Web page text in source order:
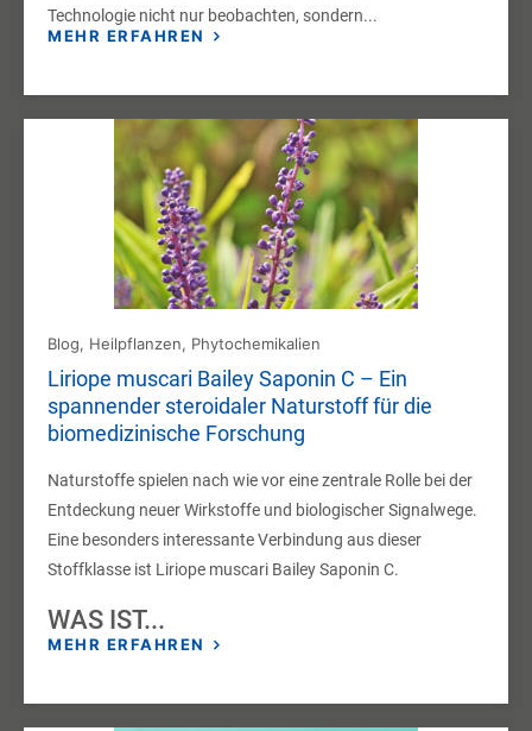
Technologie nicht nur beobachten, sondern...
MEHR ERFAHREN
Blog, Heilpflanzen, Phytochemikalien
Liriope muscari Bailey Saponin C – Ein
spannender steroidaler Naturstoff für die
biomedizinische Forschung
Naturstoffe spielen nach wie vor eine zentrale Rolle bei der
Entdeckung neuer Wirkstoffe und biologischer Signalwege.
Eine besonders interessante Verbindung aus dieser
Stoffklasse ist Liriope muscari Bailey Saponin C.
WAS IST...
MEHR ERFAHREN